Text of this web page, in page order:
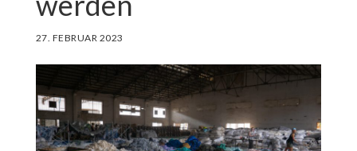
27. FEBRUAR 2023